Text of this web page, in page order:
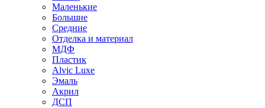
Маленькие
Большие
Средние
Отделка и материал
МДФ
Пластик
Alvic Luxe
Эмаль
Акрил
ДСП